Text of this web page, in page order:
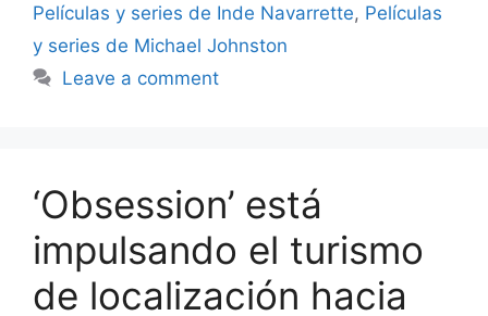
Películas y series de Inde Navarrette, Películas
y series de Michael Johnston
Leave a comment
‘Obsession’ está
impulsando el turismo
de localización hacia